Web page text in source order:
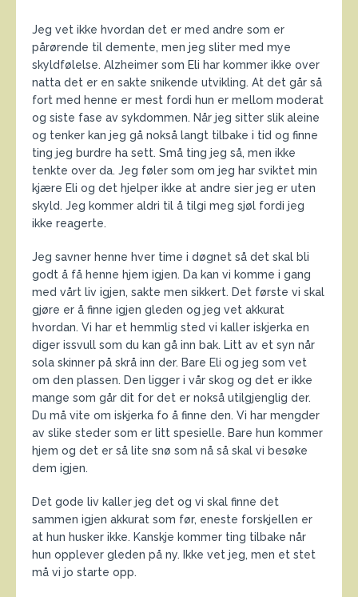
Jeg vet ikke hvordan det er med andre som er
pårørende til demente, men jeg sliter med mye
skyldfølelse. Alzheimer som Eli har kommer ikke over
natta det er en sakte snikende utvikling. At det går så
fort med henne er mest fordi hun er mellom moderat
og siste fase av sykdommen. Når jeg sitter slik aleine
og tenker kan jeg gå nokså langt tilbake i tid og finne
ting jeg burdre ha sett. Små ting jeg så, men ikke
tenkte over da. Jeg føler som om jeg har sviktet min
kjære Eli og det hjelper ikke at andre sier jeg er uten
skyld. Jeg kommer aldri til å tilgi meg sjøl fordi jeg
ikke reagerte.
Jeg savner henne hver time i døgnet så det skal bli
godt å få henne hjem igjen. Da kan vi komme i gang
med vårt liv igjen, sakte men sikkert. Det første vi skal
gjøre er å finne igjen gleden og jeg vet akkurat
hvordan. Vi har et hemmlig sted vi kaller iskjerka en
diger issvull som du kan gå inn bak. Litt av et syn når
sola skinner på skrå inn der. Bare Eli og jeg som vet
om den plassen. Den ligger i vår skog og det er ikke
mange som går dit for det er nokså utilgjenglig der.
Du må vite om iskjerka fo å finne den. Vi har mengder
av slike steder som er litt spesielle. Bare hun kommer
hjem og det er så lite snø som nå så skal vi besøke
dem igjen.
Det gode liv kaller jeg det og vi skal finne det
sammen igjen akkurat som før, eneste forskjellen er
at hun husker ikke. Kanskje kommer ting tilbake når
hun opplever gleden på ny. Ikke vet jeg, men et stet
må vi jo starte opp.